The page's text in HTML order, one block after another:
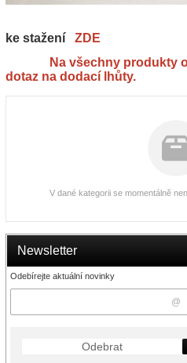
Newsletter
Odebírejte aktuální novinky
Odebrat
ke stažení ZDE
Na všechny produkty
dotaz na dodací lhůty.
V dané kategorii se momentálně